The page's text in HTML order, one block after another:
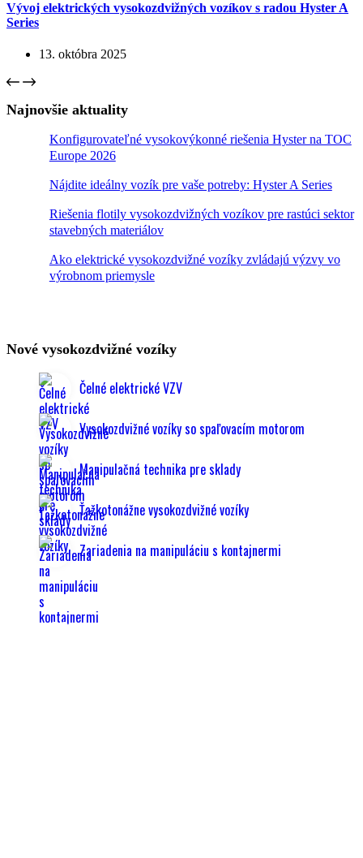
Vývoj elektrických vysokozdvižných vozíkov s radou Hyster A
Series
13. októbra 2025
Najnovšie aktuality
Konfigurovateľné vysokovýkonné riešenia Hyster na TOC
Europe 2026
Nájdite ideálny vozík pre vaše potreby: Hyster A Series
Riešenia flotily vysokozdvižných vozíkov pre rastúci sektor
stavebných materiálov
Ako elektrické vysokozdvižné vozíky zvládajú výzvy vo
výrobnom priemysle
Nové vysokozdvižné vozíky
Čelné elektrické VZV
Vysokozdvižné vozíky so spaľovacím motorom
Manipulačná technika pre sklady
Ťažkotonážne vysokozdvižné vozíky
Zariadenia na manipuláciu s kontajnermi